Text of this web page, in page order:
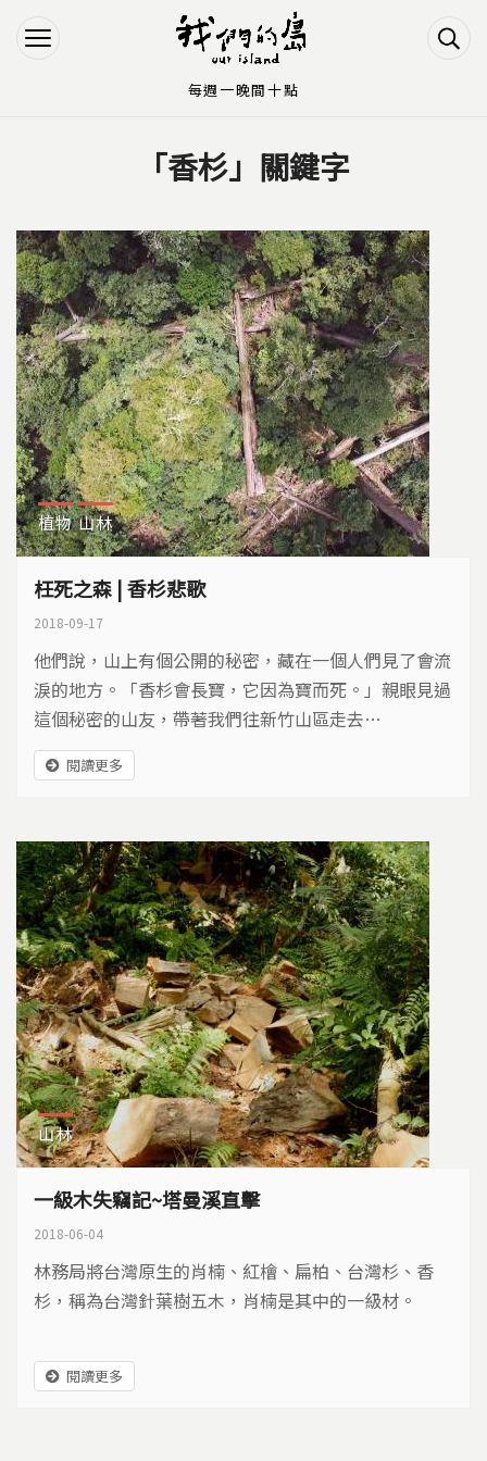
Jump to Navigation
Jump to Main content
「香杉」關鍵字
植物 山林
枉死之森 | 香杉悲歌
2018-09-17
他們說，山上有個公開的秘密，藏在一個人們見了會流
淚的地方。「香杉會長寶，它因為寶而死。」親眼見過
這個秘密的山友，帶著我們往新竹山區走去…
閱讀更多
山林
一級木失竊記~塔曼溪直擊
2018-06-04
林務局將台灣原生的肖楠、紅檜、扁柏、台灣杉、香
杉，稱為台灣針葉樹五木，肖楠是其中的一級材。
閱讀更多
每週一晚間十點